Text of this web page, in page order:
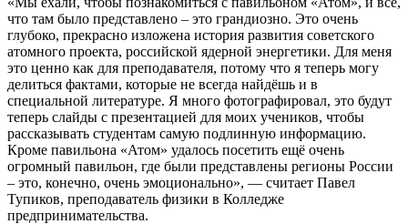
что там было представлено – это грандиозно. Это очень
глубоко, прекрасно изложена история развития советского
атомного проекта, российской ядерной энергетики. Для меня
это ценно как для преподавателя, потому что я теперь могу
делиться фактами, которые не всегда найдёшь и в
специальной литературе. Я много фотографировал, это будут
теперь слайды с презентацией для моих учеников, чтобы
рассказывать студентам самую подлинную информацию.
Кроме павильона «Атом» удалось посетить ещё очень
огромный павильон, где были представлены регионы России
– это, конечно, очень эмоционально», — считает Павел
Тупиков, преподаватель физики в Колледже
предпринимательства.